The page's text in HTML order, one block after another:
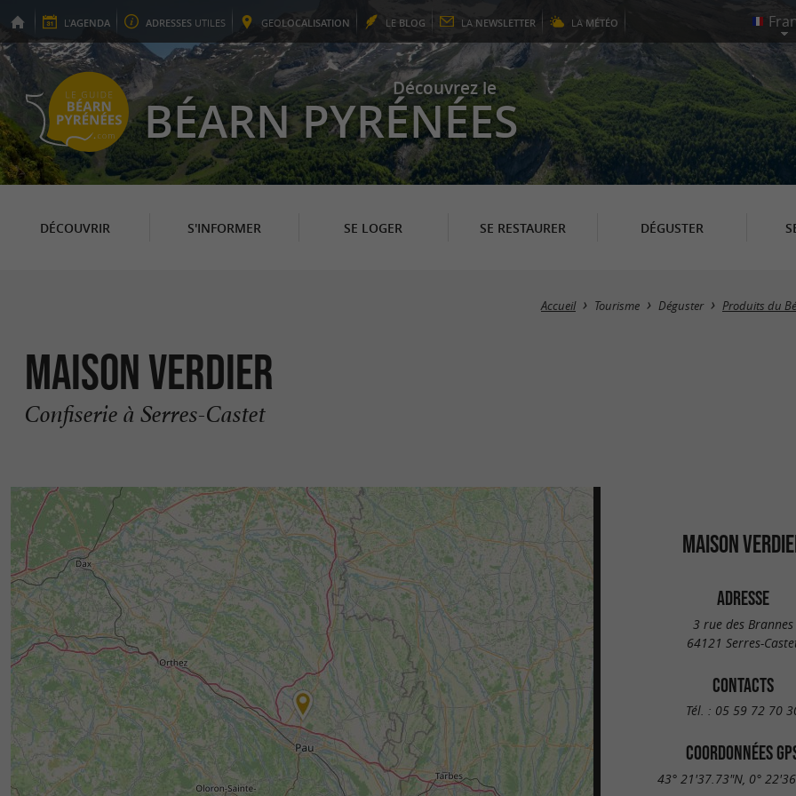
L'AGENDA ADRESSES UTILES GEOLOCALISATION LE BLOG LA NEWSLETTER LA MÉTÉO
Découvrez le
BÉARN PYRÉNÉES
DÉCOUVRIR S'INFORMER SE LOGER SE RESTAURER DÉGUSTER
Accueil Tourisme Déguster Produits du
Maison Verdier
Confiserie à Serres-Castet
MAISON
ADRESSE
3 rue des Brannes
64121 Serres-
CONTACTS
Tél. : 05 59 72 70
COORDONNÉES
43° 21'37.73"N, 0°